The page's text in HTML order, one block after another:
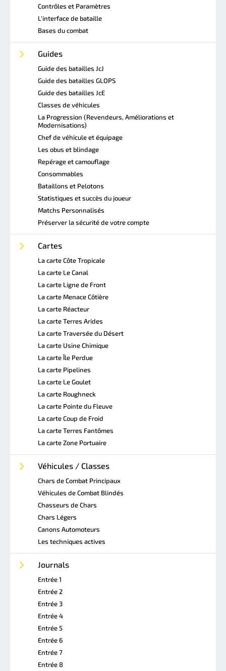
Contrôles et Paramètres
L'interface de bataille
Bases du combat
Guides
Guide des batailles JcJ
Guide des batailles GLOPS
Guide des batailles JcE
Classes de véhicules
La Progression (Revendeurs, Améliorations et
Modernisations)
Chef de véhicule et équipage
Les obus et blindage
Repérage et camouflage
Consommables
Bataillons et Pelotons
Statistiques et succès du joueur
Matchs Personnalisés
Préserver la sécurité de votre compte
Cartes
La carte Côte Tropicale
La carte Le Canal
La carte Ligne de Front
La carte Menace Côtière
La carte Réacteur
La carte Terres Arides
La carte Traversée du Désert
La carte Usine Chimique
La carte Île Perdue
La carte Pipelines
La carte Le Goulet
La carte Roughneck
La carte Pointe du Fleuve
La carte Coup de Froid
La carte Terres Fantômes
La carte Zone Portuaire
Véhicules / Classes
Chars de Combat Principaux
Véhicules de Combat Blindés
Chasseurs de Chars
Chars Légers
Canons Automoteurs
Les techniques actives
Journals
Entrée 1
Entrée 2
Entrée 3
Entrée 4
Entrée 5
Entrée 6
Entrée 7
Entrée 8